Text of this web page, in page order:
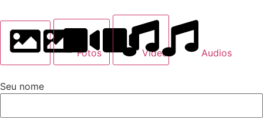
Fotos Videos Audios
Seu nome